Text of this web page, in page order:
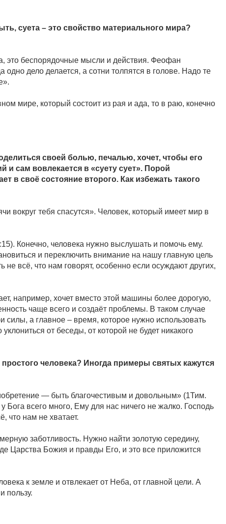
суета – это свойство материального мира?
это беспорядочные мысли и действия. Феофан
дело делается, а сотни толпятся в голове. Надо те
мире, который состоит из рая и ада, то в раю, конечно
своей болью, печалью, хочет, чтобы его
сам вовлекается в «суету сует». Порой
в своё состояние второго. Как избежать такого
вокруг тебя спасутся». Человек, который имеет мир в
Конечно, человека нужно выслушать и помочь ему.
и переключить внимание на нашу главную цель
всё, что нам говорят, особенно если осуждают других,
например, хочет вместо этой машины более дорогую,
чаще всего и создаёт проблемы. В таком случае
силы, а главное – время, которое нужно использовать
от беседы, от которой не будет никакого
человека? Иногда примеры святых кажутся
— быть благочестивым и довольным» (1Тим.
Бога всего много, Ему для нас ничего не жалко. Господь
что нам не хватает.
заботливость. Нужно найти золотую середину,
Царства Божия и правды Его, и это все приложится
к земле и отвлекает от Неба, от главной цели. А
пользу.